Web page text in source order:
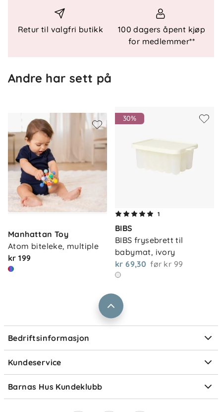
Sikkerhet og standarder
- Oppfyller eller overgår EN71 - Oppfyller eller
overgår CPSIA
Retur til valgfri butikk
100 dagers åpent kjøp
for medlemmer**
Andre har sett på
Manhattan Toy
Atom biteleke, multiple
kr 199
30%
1
BIBS
BIBS frysebrett til
babymat, ivory
kr 69,30 før kr 99
Bedriftsinformasjon
Om oss
Våre butikker
Vårt samfunnsansvar
Størrelsesguider
Kundeservice
Frakt og levering
Retur og reklamasjon
Ofte stilte spørsmål
Om Klarna
Barnas Hus Kundeklubb
Medlemsvilkår